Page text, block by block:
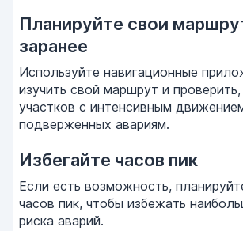
Планируйте свои
заранее
Используйте навигационные
изучить свой маршрут и
участков с интенсивным
подверженных авариям.
Избегайте часов пик
Если есть возможность,
часов пик, чтобы избежать
риска аварий.